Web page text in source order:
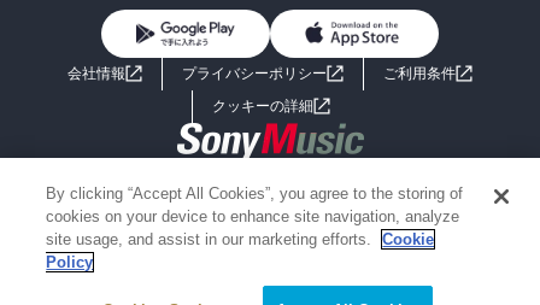
ライトノベル 男子向けラノベ
小説
海外小説
ミステリー SF
歴史・時代小説
よくあるご質問 お問い合わせ
会社情報 プライバシーポリシー
ご利用条件
クッキーの詳細
Copyright 2017 - 2026 Sony Music Entertainment(Japan) Inc.
Information on the site is for the Japan domestic market only
powered by
By clicking “Accept All Cookies”, you agree to the storing of
cookies on your device to enhance site navigation, analyze
site usage, and assist in our marketing efforts.
Cookie
Policy